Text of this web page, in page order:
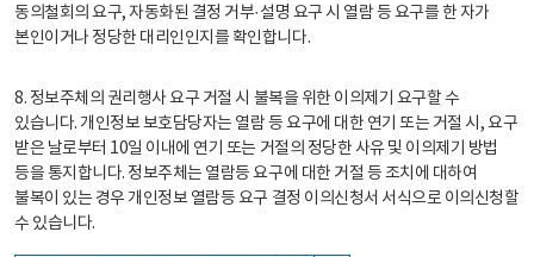
동의철회의 요구, 자동화된 결정 거부·설명 요구 시 열람 등 요구를 한 자가
본인이거나 정당한 대리인인지를 확인합니다.
8. 정보주체의 권리행사 요구 거절 시 불복을 위한 이의제기 요구할 수
있습니다. 개인정보 보호담당자는 열람 등 요구에 대한 연기 또는 거절 시, 요구
받은 날로부터 10일 이내에 연기 또는 거절의 정당한 사유 및 이의제기 방법
등을 통지합니다. 정보주체는 열람등 요구에 대한 거절 등 조치에 대하여
불복이 있는 경우 개인정보 열람등 요구 결정 이의신청서 서식으로 이의신청할
수 있습니다.